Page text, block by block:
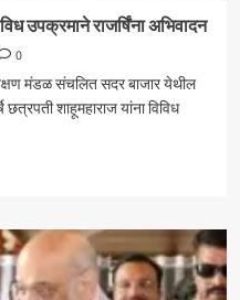
उपक्रमाने राजर्षिंना अभिवादन
0
मंडळ संचलित सदर बाजार येथील
शाहूमहाराज यांना विविध